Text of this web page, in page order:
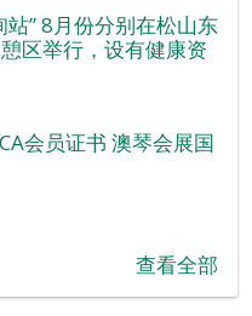
” 8月份分别在松山东
区举行，设有健康资
会员证书 澳琴会展国
查看全部